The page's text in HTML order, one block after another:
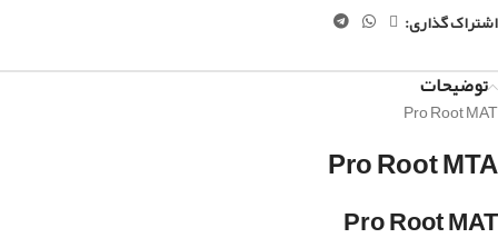
اشتراک گذاری:
توضیحات
Pro Root MAT
Pro Root MTA
Pro Root MAT